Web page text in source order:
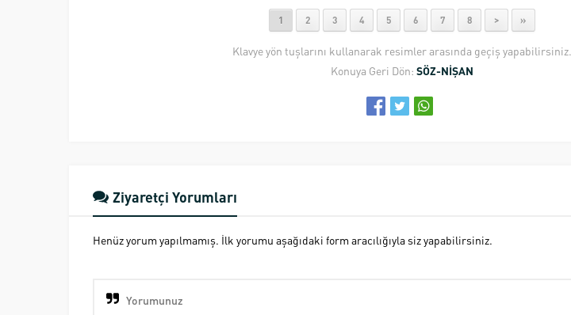
1 2 3 4 5 6 7 8 > »
Klavye yön tuşlarını kullanarak resimler arasında geçiş yapabilirsiniz.
Konuya Geri Dön: SÖZ-NİŞAN
Ziyaretçi Yorumları
Henüz yorum yapılmamış. İlk yorumu aşağıdaki form aracılığıyla siz yapabilirsiniz.